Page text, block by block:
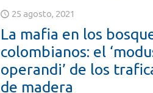
25 agosto, 2021
La mafia en los
colombianos: el
operandi’ de los
de madera